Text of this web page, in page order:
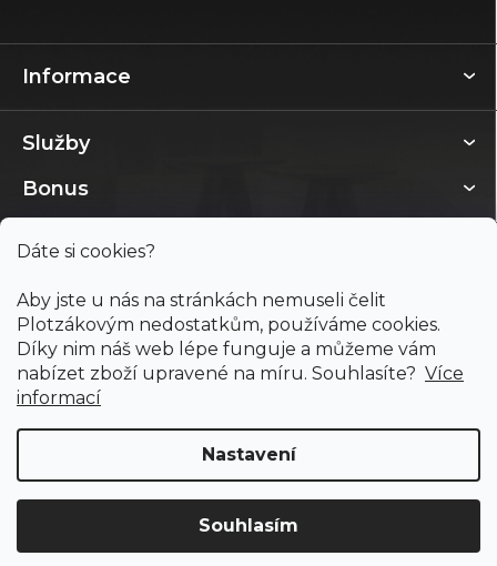
Dáte si cookies?
Aby jste u nás na stránkách nemuseli čelit
Plotzákovým nedostatkům, používáme cookies.
Díky nim náš web lépe funguje a můžeme vám
nabízet zboží upravené na míru. Souhlasíte? Více
informací
Nastavení
Souhlasím
Informace
Služby
Bonus
Vytvořil Shoptet
Copyright 2026PODLAHY PLOTZ s.r.o.. Všechna práva